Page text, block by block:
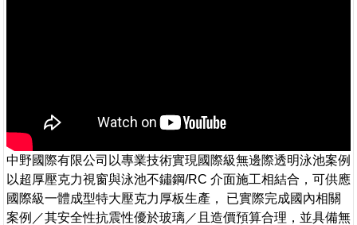
中野國際有限公司以專業技術實現國際級無邊際透明泳池案例
以超厚壓克力視窗與泳池不鏽鋼/RC 介面施工相結合，可供應
國際級一體成型特大壓克力厚板生產， 已實際完成國內相關
案例／其安全性抗震性優於玻璃／且造價預算合理，並具備無